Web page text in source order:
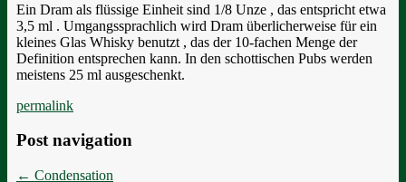
Ein Dram als flüssige Einheit sind 1/8 Unze , das entspricht etwa
3,5 ml . Umgangssprachlich wird Dram überlicherweise für ein
kleines Glas Whisky benutzt , das der 10-fachen Menge der
Definition entsprechen kann. In den schottischen Pubs werden
meistens 25 ml ausgeschenkt.
permalink
Post navigation
← Condensation